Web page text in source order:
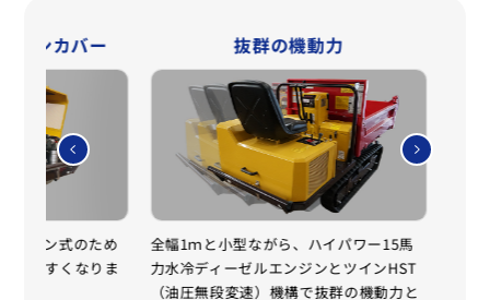
ジンカバー
ープン式のため
いやすくなりま
抜群の機動力
全幅1ｍと小型ながら、ハイパワー15馬
力水冷ディーゼルエンジンとツインHST
（油圧無段変速）機構で抜群の機動力と